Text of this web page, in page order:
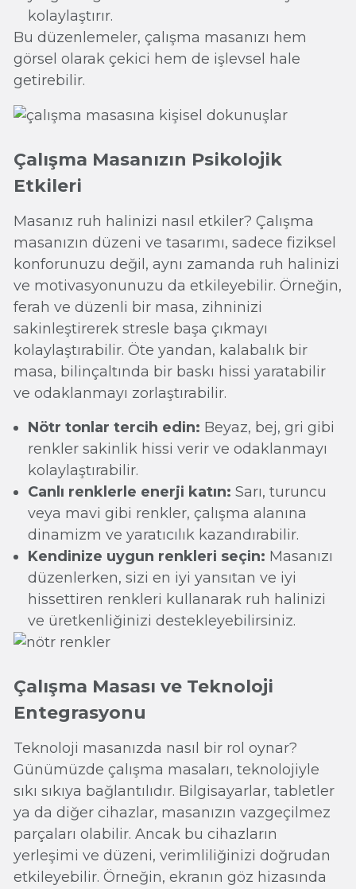
kolaylaştırır.
Bu düzenlemeler, çalışma masanızı hem
görsel olarak çekici hem de işlevsel hale
getirebilir.
Çalışma Masanızın Psikolojik
Etkileri
Masanız ruh halinizi nasıl etkiler? Çalışma
masanızın düzeni ve tasarımı, sadece fiziksel
konforunuzu değil, aynı zamanda ruh halinizi
ve motivasyonunuzu da etkileyebilir. Örneğin,
ferah ve düzenli bir masa, zihninizi
sakinleştirerek stresle başa çıkmayı
kolaylaştırabilir. Öte yandan, kalabalık bir
masa, bilinçaltında bir baskı hissi yaratabilir
ve odaklanmayı zorlaştırabilir.
Nötr tonlar tercih edin: Beyaz, bej, gri gibi
renkler sakinlik hissi verir ve odaklanmayı
kolaylaştırabilir.
Canlı renklerle enerji katın: Sarı, turuncu
veya mavi gibi renkler, çalışma alanına
dinamizm ve yaratıcılık kazandırabilir.
Kendinize uygun renkleri seçin: Masanızı
düzenlerken, sizi en iyi yansıtan ve iyi
hissettiren renkleri kullanarak ruh halinizi
ve üretkenliğinizi destekleyebilirsiniz.
Çalışma Masası ve Teknoloji
Entegrasyonu
Teknoloji masanızda nasıl bir rol oynar?
Günümüzde çalışma masaları, teknolojiyle
sıkı sıkıya bağlantılıdır. Bilgisayarlar, tabletler
ya da diğer cihazlar, masanızın vazgeçilmez
parçaları olabilir. Ancak bu cihazların
yerleşimi ve düzeni, verimliliğinizi doğrudan
etkileyebilir. Örneğin, ekranın göz hizasında